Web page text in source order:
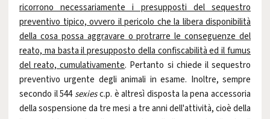
ricorrono necessariamente i presupposti del sequestro
preventivo tipico, ovvero il pericolo che la libera disponibilità
della cosa possa aggravare o protrarre le conseguenze del
reato, ma basta il presupposto della confiscabilità ed il fumus
del reato, cumulativamente. Pertanto si chiede il sequestro
preventivo urgente degli animali in esame. Inoltre, sempre
secondo il 544sexiesc.p. è altresì disposta la pena accessoria
della sospensione da tre mesi a tre anni dell'attività, cioè della